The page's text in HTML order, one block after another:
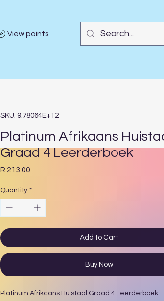
View points
SKU: 9.78064E+12
Platinum Afrikaans
Graad 4 Leerderboek
R 213.00Price
Quantity *
Add to Cart
Buy Now
Platinum Afrikaans Huistaal Graad 4 Leerderboek